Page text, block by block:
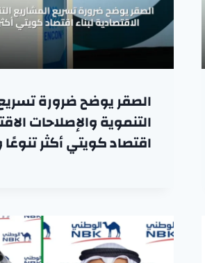
الصقر يوضح ضرورة
التنموية والإصلاحات
اقتصاد كويتي أكثر